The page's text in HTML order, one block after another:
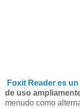
Foxit Reader es
de uso
menudo como